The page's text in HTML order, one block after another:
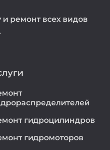
ремонт всех видов
гидроцилиндров
гидромоторов